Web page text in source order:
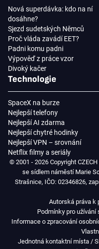
Nová superdávka: kdo na ní
dosáhne?
Sjezd sudetských Němců
Proč vláda zavádí EET?
Padni komu padni
Výpověď z práce vzor
Divoký kačer
Technologie
SpaceX na burze
Nejlepší telefony
Nejlepší AI zdarma
Nejlepší chytré hodinky
Nejlepší VPN – srovnání
Netflix filmy a seriály
© 2001 - 2026 Copyright
se sídlem náměstí Marie
Strašnice, IČO: 02346826,
Autorská práva k
Podmínky pro
Informace o zpracování
Jednotná kontaktní místa /